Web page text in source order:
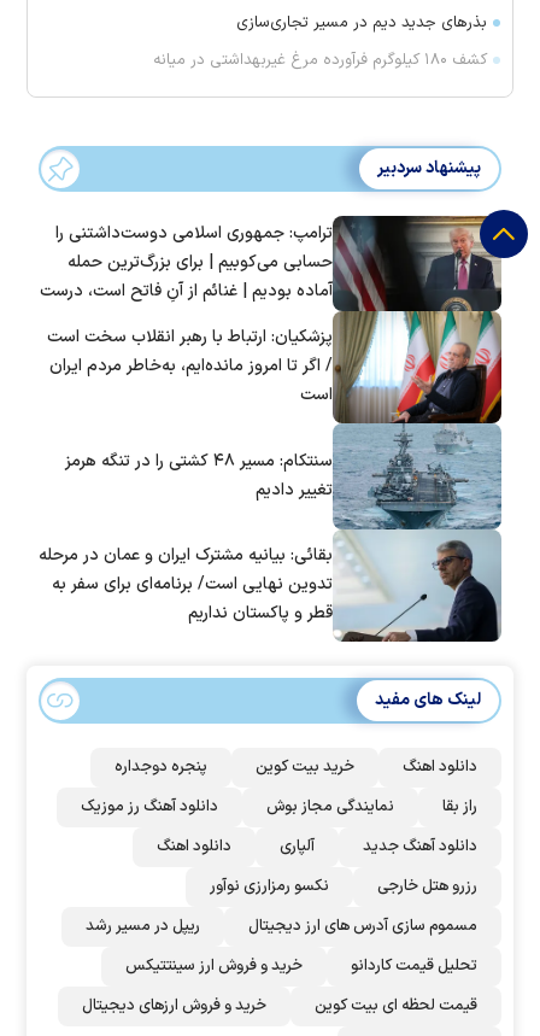
بذرهای جدید دیم در مسیر تجاری‌سازی
کشف ۱۸۰ کیلوگرم فرآورده‌ مرغ غیربهداشتی در میانه
پیشنهاد سردبیر
ترامپ: جمهوری اسلامی دوست‌داشتنی را
حسابی می‌کوبیم | برای بزرگ‌ترین حمله
آماده بودیم | غنائم از آنِ فاتح است، درست
پزشکیان: ارتباط با رهبر انقلاب سخت است
/ اگر تا امروز مانده‌ایم، به‌خاطر مردم ایران
است
سنتکام: مسیر ۴۸ کشتی را در تنگه هرمز
تغییر دادیم
بقائی: بیانیه مشترک ایران و عمان در مرحله
تدوین نهایی است/ برنامه‌ای برای سفر به
قطر و پاکستان نداریم
لینک های مفید
دانلود اهنگ خرید بیت کوین
پنجره دوجداره
راز بقا
نمایندگی مجاز بوش
دانلود آهنگ رز‌ موزیک
دانلود آهنگ جدید
آلپاری
دانلود اهنگ
رزرو هتل خارجی
نکسو رمزارزی نوآور
مسموم سازی آدرس های ارز دیجیتال
ریپل در مسیر رشد
تحلیل قیمت کاردانو
خرید و فروش ارز سینتتیکس
قیمت لحظه ای بیت کوین
خرید و فروش ارزهای دیجیتال